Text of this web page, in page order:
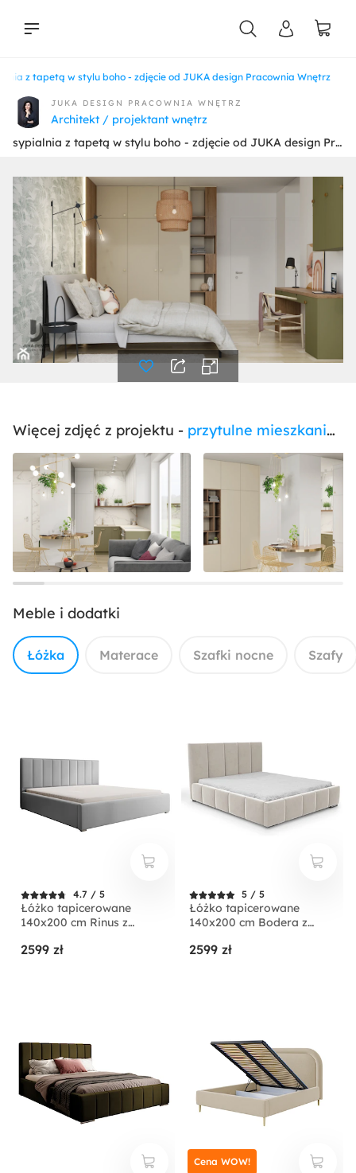
z tapetą w stylu boho - zdjęcie od JUKA design Pracownia Wnętrz
JUKA DESIGN PRACOWNIA WNĘTRZ
Architekt / projektant wnętrz
sypialnia z tapetą w stylu boho - zdjęcie od JUKA design Pracownia Wnętrz
Więcej zdjęć z projektu - przytulne mieszkanie w klimacie boho w Warszawie
Meble i dodatki
Łóżka Materace Szafki nocne Szafy
4.7 / 5
Łóżko tapicerowane
140x200 cm Rinus z
tkaninie hydrofobowej
2599 zł
5 / 5
Łóżko tapicerowane
140x200 cm Bodera z
tkaninie hydrofobowej
2599 zł
Cena WOW!